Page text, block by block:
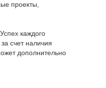
проекты,
каждого
счет наличия
дополнительно